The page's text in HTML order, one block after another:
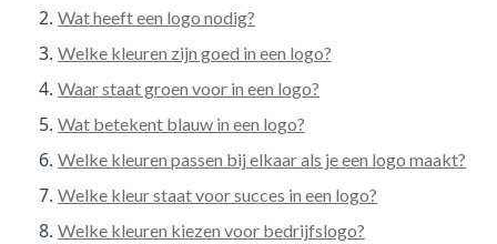
Wat heeft een logo nodig?
Welke kleuren zijn goed in een logo?
Waar staat groen voor in een logo?
Wat betekent blauw in een logo?
Welke kleuren passen bij elkaar als je een logo maakt?
Welke kleur staat voor succes in een logo?
Welke kleuren kiezen voor bedrijfslogo?